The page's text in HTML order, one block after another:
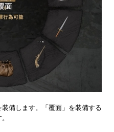
備します。「覆面」を装備する